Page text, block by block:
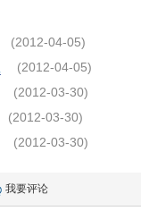
(2012-04-05)
(2012-04-05)
(2012-03-30)
(2012-03-30)
(2012-03-30)
我要评论